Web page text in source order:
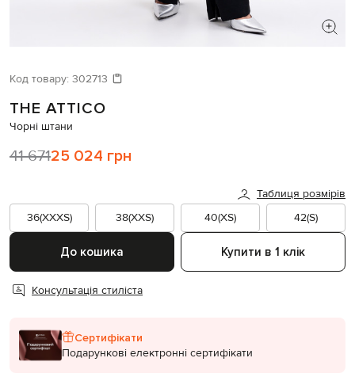
Давайте підберемо щось ще
Код товару: 302713
THE ATTICO
Чорні штани
41 67125 024 грн
Таблиця розмірів
36(XXXS)
38(XXS) 40(XS) 42(S)
До кошика Купити в 1 клік
Консультація стиліста
Сертифікати
Подарункові електронні сертифікати